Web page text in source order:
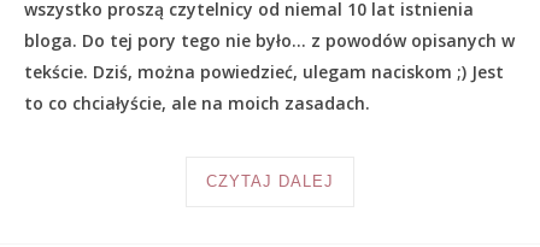
wszystko proszą czytelnicy od niemal 10 lat istnienia
bloga. Do tej pory tego nie było… z powodów opisanych w
tekście. Dziś, można powiedzieć, ulegam naciskom ;) Jest
to co chciałyście, ale na moich zasadach.
CZYTAJ DALEJ